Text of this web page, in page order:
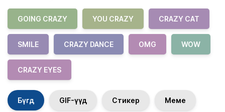
GOING CRAZY YOU CRAZY CRAZY CAT
SMILE CRAZY DANCE OMG WOW
CRAZY EYES
Бүгд GIF-үүд Стикер Меме